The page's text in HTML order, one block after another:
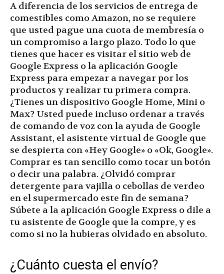
A diferencia de los servicios de entrega de
comestibles como Amazon, no se requiere
que usted pague una cuota de membresía o
un compromiso a largo plazo. Todo lo que
tienes que hacer es visitar el sitio web de
Google Express o la aplicación Google
Express para empezar a navegar por los
productos y realizar tu primera compra.
¿Tienes un dispositivo Google Home, Mini o
Max? Usted puede incluso ordenar a través
de comando de voz con la ayuda de Google
Assistant, el asistente virtual de Google que
se despierta con «Hey Google» o «Ok, Google».
Comprar es tan sencillo como tocar un botón
o decir una palabra. ¿Olvidó comprar
detergente para vajilla o cebollas de verdeo
en el supermercado este fin de semana?
Súbete a la aplicación Google Express o dile a
tu asistente de Google que la compre, y es
como si no la hubieras olvidado en absoluto.
¿Cuánto cuesta el envío?